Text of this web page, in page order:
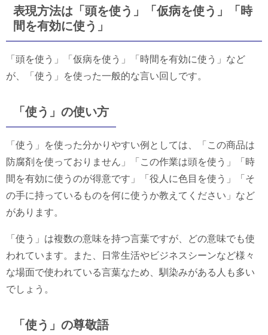
表現方法は「頭を使う」「仮病を使う」「時
間を有効に使う」
「頭を使う」「仮病を使う」「時間を有効に使う」など
が、「使う」を使った一般的な言い回しです。
「使う」の使い方
「使う」を使った分かりやすい例としては、「この商品は
防腐剤を使っておりません」「この作業は頭を使う」「時
間を有効に使うのが得意です」「役人に色目を使う」「そ
の手に持っているものを何に使うか教えてください」など
があります。
「使う」は複数の意味を持つ言葉ですが、どの意味でも使
われています。また、日常生活やビジネスシーンなど様々
な場面で使われている言葉なため、馴染みがある人も多い
でしょう。
「使う」の尊敬語